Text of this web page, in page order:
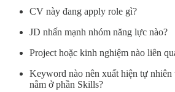
CV này đang apply role gì?
JD nhấn mạnh nhóm năng lực nào?
Project hoặc kinh nghiệm nào liên
Keyword nào nên xuất hiện tự
nằm ở phần Skills?